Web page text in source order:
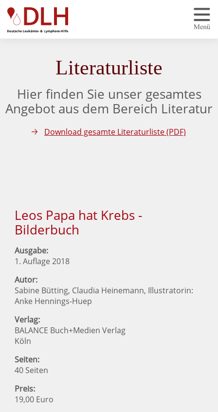
Zum Hauptinhalt springen
Literaturliste
Hier finden Sie unser gesamtes
Angebot aus dem Bereich Literatur
Download gesamte Literaturliste (PDF)
Leos Papa hat Krebs -
Bilderbuch
Ausgabe:
1. Auflage 2018
Autor:
Sabine Bütting, Claudia Heinemann, Illustratorin:
Anke Hennings-Huep
Verlag:
BALANCE Buch+Medien Verlag
Köln
Seiten:
40 Seiten
Preis:
19,00 Euro